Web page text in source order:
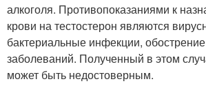
алкоголя. Противопоказаниями к
крови на тестостерон являются
бактериальные инфекции,
заболеваний. Полученный в этом
может быть недостоверным.